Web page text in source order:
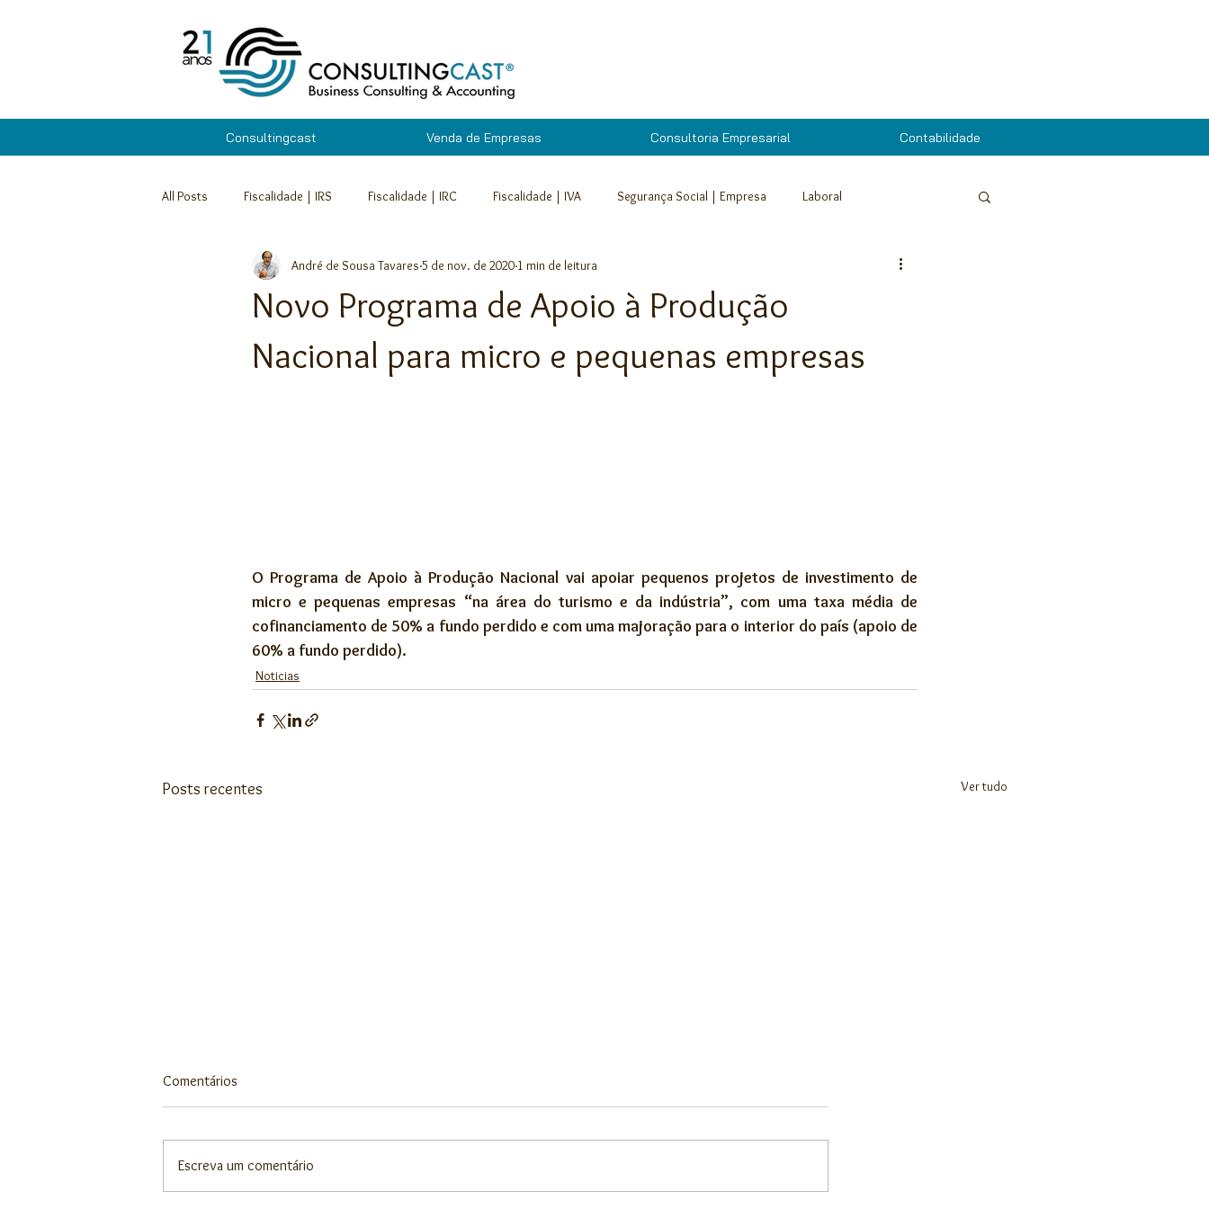
Consultingcast Venda de Empresas Consultoria Empresarial Contabilidade
All Posts Fiscalidade | IRS Fiscalidade | IRC Fiscalidade | IVA Segurança Social | Empresa Laboral
Apoios e Incentivos - Abertas Recuperação de Empresas Outros Fiscalidade | IRS
Fiscalidade | IVA
Novo Programa de Apoio à Produção
Nacional para micro e pequenas empresas
André de Sousa Tavares 5 de nov. de 2020 1 min de leitura
O Programa de Apoio à Produção Nacional vai apoiar pequenos projetos de investimento de
micro e pequenas empresas “na área do turismo e da indústria”, com uma taxa média de
cofinanciamento de 50% a fundo perdido e com uma majoração para o interior do país (apoio de
60% a fundo perdido).
Noticias
Posts recentes Ver tudo
Comentários
Escreva um comentário